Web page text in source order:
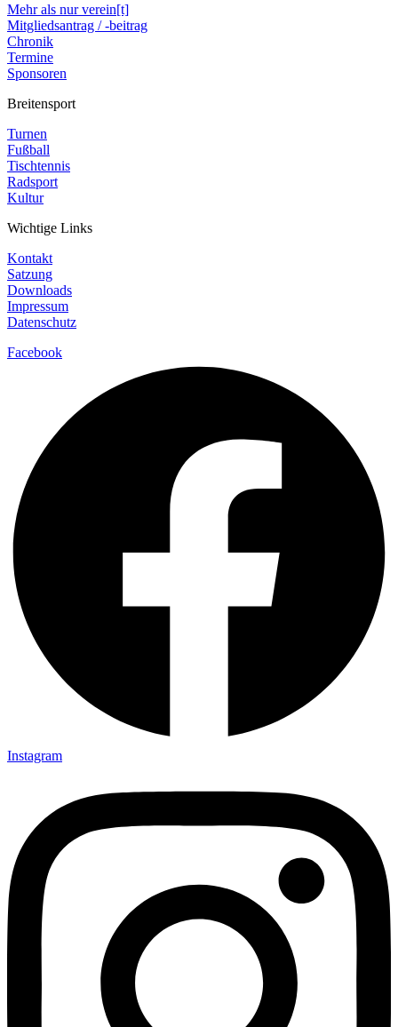
Mehr als nur verein[t]
Mitgliedsantrag / -beitrag
Chronik
Termine
Sponsoren
Breitensport
Turnen
Fußball
Tischtennis
Radsport
Kultur
Wichtige Links
Kontakt
Satzung
Downloads
Impressum
Datenschutz
Facebook
Instagram